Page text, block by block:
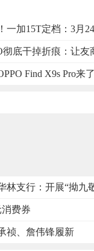
一加15T定档：3月
彻底干掉折痕：让友
Find X9s Pro来了
林支行：开展“拗九
费券
祯、詹伟锋履新